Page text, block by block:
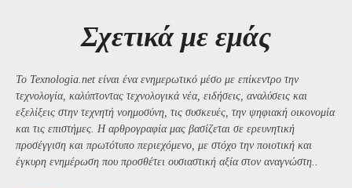
Σχετικά με εμάς
Το Texnologia.net είναι ένα ενημερωτικό μέσο με επίκεντρο την
τεχνολογία, καλύπτοντας τεχνολογικά νέα, ειδήσεις, αναλύσεις και
εξελίξεις στην τεχνητή νοημοσύνη, τις συσκευές, την ψηφιακή οικονομία
και τις επιστήμες. Η αρθρογραφία μας βασίζεται σε ερευνητική
προσέγγιση και πρωτότυπο περιεχόμενο, με στόχο την ποιοτική και
έγκυρη ενημέρωση που προσθέτει ουσιαστική αξία στον αναγνώστη..